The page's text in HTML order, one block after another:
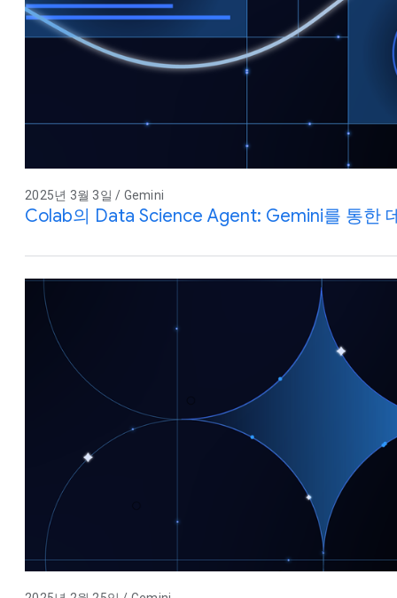
2025년 3월 3일 / Gemini
Colab의 Data Science Agent: Gemini를 통한